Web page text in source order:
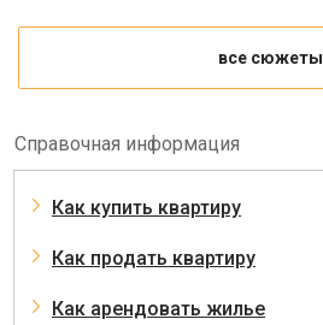
все сюжеты
Справочная информация
Как купить квартиру
Как продать квартиру
Как арендовать жилье